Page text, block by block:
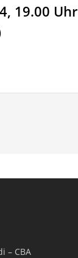
19.00 Uhr
– CBA